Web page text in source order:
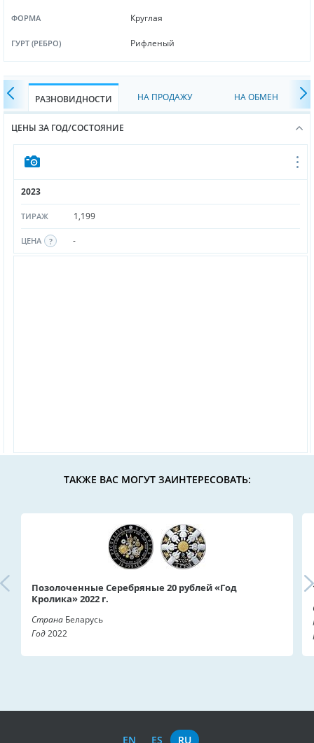
ФОРМА Круглая
ГУРТ (РЕБРО) Рифленый
РАЗНОВИДНОСТИ НА ПРОДАЖУ НА ОБМЕН
ЦЕНЫ ЗА ГОД/СОСТОЯНИЕ
2023
ТИРАЖ 1,199
ЦЕНА -
ТАКЖЕ ВАС МОГУТ ЗАИНТЕРЕСОВАТЬ:
Позолоченные Серебряные 20 рублей «Год
Кролика» 2022 г.
Страна Беларусь
Год2022
EN ES RU